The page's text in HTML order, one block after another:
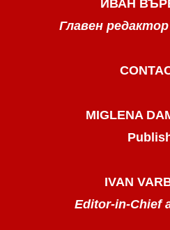
ИВАН
Главен
MIGLENA
IVAN
Editor-in-Chief